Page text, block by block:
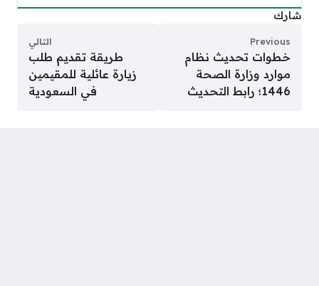
شارك
Previous
خطوات تحديث نظام
موارد وزارة الصحة
1446؛ رابط التحديث
التالي
طريقة تقديم طلب
زيارة عائلية للمقيمين
في السعودية